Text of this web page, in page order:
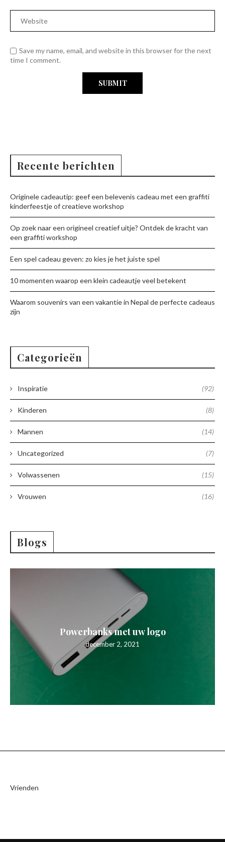
Save my name, email, and website in this browser for the next
time I comment.
Recente berichten
Originele cadeautip: geef een belevenis cadeau met een graffiti
kinderfeestje of creatieve workshop
Op zoek naar een origineel creatief uitje? Ontdek de kracht van
een graffiti workshop
Een spel cadeau geven: zo kies je het juiste spel
10 momenten waarop een klein cadeautje veel betekent
Waarom souvenirs van een vakantie in Nepal de perfecte cadeaus
zijn
Categorieën
Inspiratie (92)
Kinderen (8)
Mannen (14)
Uncategorized (7)
Volwassenen (15)
Vrouwen (16)
Blogs
Powerbanks met uw logo
december 2, 2021
Vrienden